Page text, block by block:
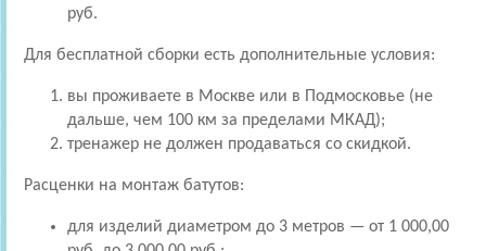
руб.
Для бесплатной сборки есть дополнительные условия:
вы проживаете в Москве или в Подмосковье (не
дальше, чем 100 км за пределами МКАД);
тренажер не должен продаваться со скидкой.
Расценки на монтаж батутов:
для изделий диаметром до 3 метров — от 1 000,00